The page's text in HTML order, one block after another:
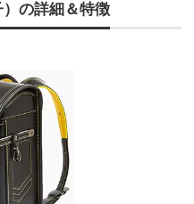
の詳細＆特徴